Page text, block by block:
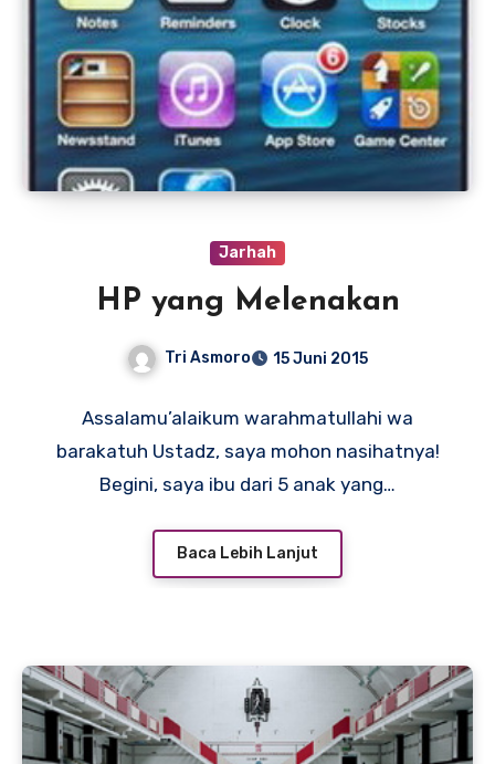
Jarhah
HP yang Melenakan
Tri Asmoro 15 Juni 2015
Assalamu’alaikum warahmatullahi wa
barakatuh Ustadz, saya mohon nasihatnya!
Begini, saya ibu dari 5 anak yang…
Baca Lebih Lanjut